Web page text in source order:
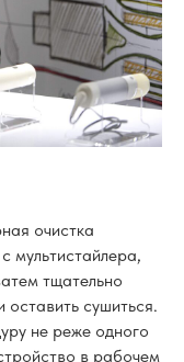
очистка
мультистайлера,
тщательно
сушиться.
не реже одного
в рабочем